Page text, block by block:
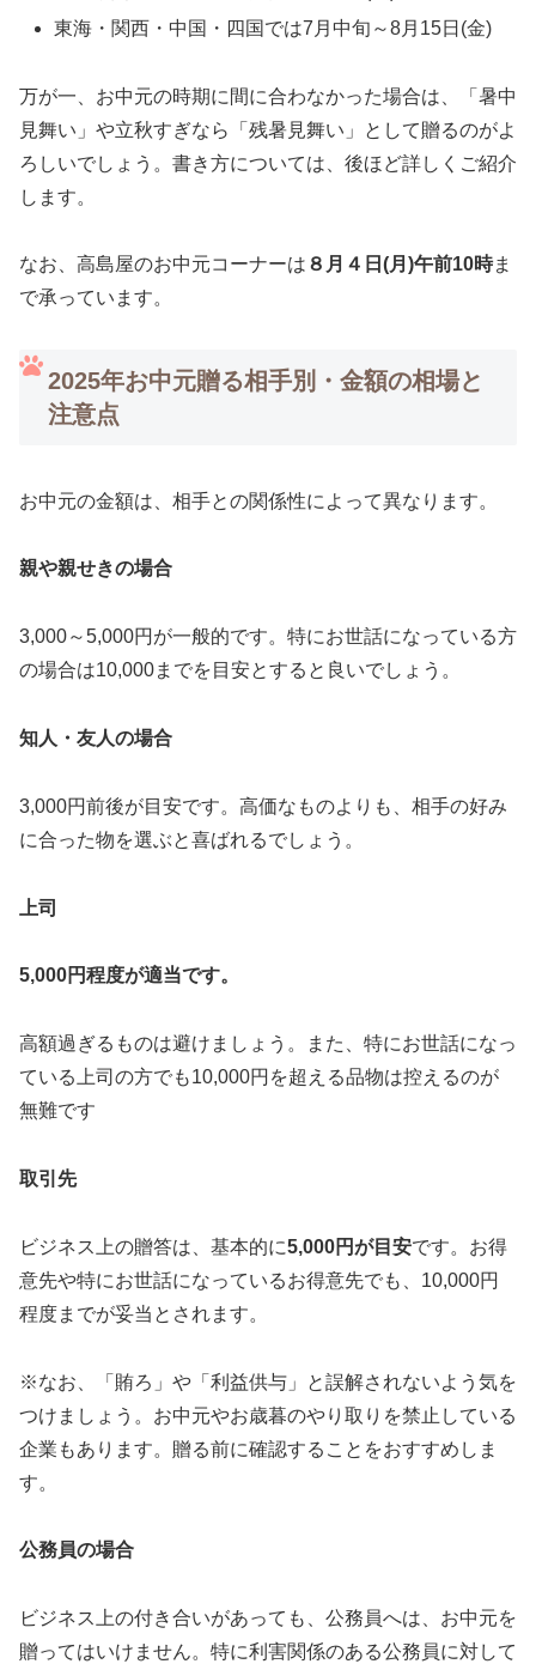
東海・関西・中国・四国では7月中旬～8月15日(金)
万が一、お中元の時期に間に合わなかった場合は、「暑中
見舞い」や立秋すぎなら「残暑見舞い」として贈るのがよ
ろしいでしょう。書き方については、後ほど詳しくご紹介
します。
なお、高島屋のお中元コーナーは ８月４日(月)午前10時ま
で承っています。
2025年お中元贈る相手別・金額の相場と
注意点
お中元の金額は、相手との関係性によって異なります。
親や親せきの場合
3,000～5,000円が一般的です。特にお世話になっている方
の場合は10,000までを目安とすると良いでしょう。
知人・友人の場合
3,000円前後が目安です。高価なものよりも、相手の好み
に合った物を選ぶと喜ばれるでしょう。
上司
5,000円程度が適当です。
高額過ぎるものは避けましょう。また、特にお世話になっ
ている上司の方でも10,000円を超える品物は控えるのが
無難です
取引先
ビジネス上の贈答は、基本的に5,000円が目安です。お得
意先や特にお世話になっているお得意先でも、10,000円
程度までが妥当とされます。
※なお、「賄ろ」や「利益供与」と誤解されないよう気を
つけましょう。お中元やお歳暮のやり取りを禁止している
企業もあります。贈る前に確認することをおすすめしま
す。
公務員の場合
ビジネス上の付き合いがあっても、公務員へは、お中元を
贈ってはいけません。特に利害関係のある公務員に対して